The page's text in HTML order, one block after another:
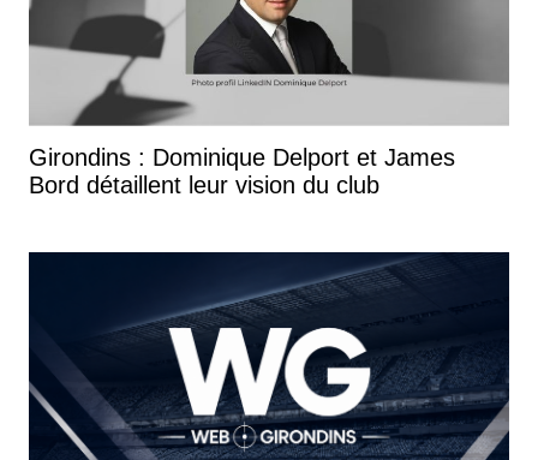
Girondins : Dominique Delport et James
Bord détaillent leur vision du club